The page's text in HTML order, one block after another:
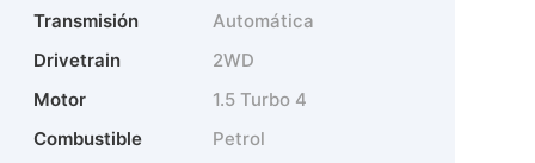
Transmisión
Automática
Drivetrain
2WD
Motor
1.5 Turbo 4
Combustible
Petrol